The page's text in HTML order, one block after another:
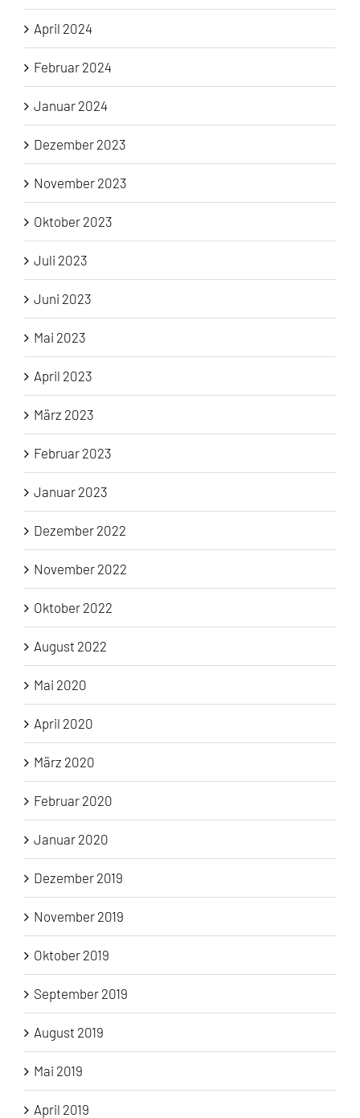
April 2024
Februar 2024
Januar 2024
Dezember 2023
November 2023
Oktober 2023
Juli 2023
Juni 2023
Mai 2023
April 2023
März 2023
Februar 2023
Januar 2023
Dezember 2022
November 2022
Oktober 2022
August 2022
Mai 2020
April 2020
März 2020
Februar 2020
Januar 2020
Dezember 2019
November 2019
Oktober 2019
September 2019
August 2019
Mai 2019
April 2019